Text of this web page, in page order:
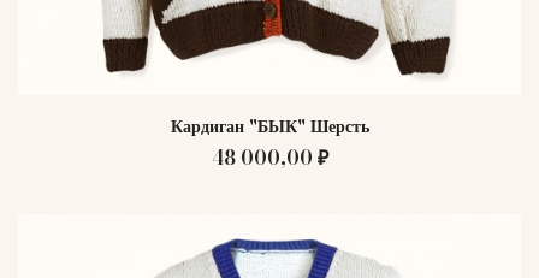
Кардиган "БЫК" Шерсть
48 000,00 ₽